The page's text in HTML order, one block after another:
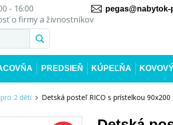
- 16:00
o firmy a živnostníkov
pegas@nabytok-
PREDSIEŇ KÚPEĽŇA
2 děti Detská posteľ RICO s prístelkou